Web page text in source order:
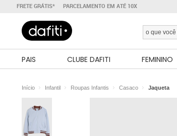
FRETE GRÁTIS* PARCELAMENTO EM ATÉ 10X
PAIS CLUBE DAFITI FEMININO
Início Infantil Roupas Infantis Casaco Jaqueta